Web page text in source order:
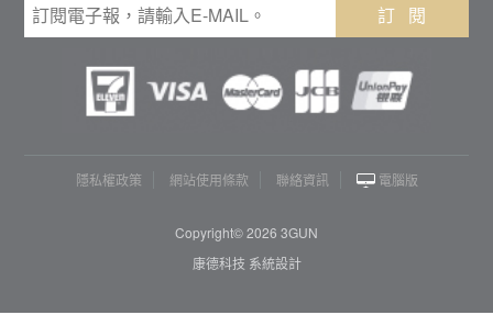
訂 閱
隱私權政策 網站使用條款 聯絡資訊 電腦版
Copyright© 2026 3GUN
康德科技 系統設計